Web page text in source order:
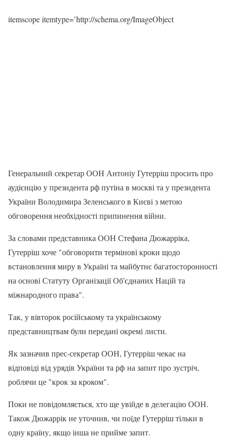
itemscope itemtype=’http://schema.org/ImageObject
Генеральний секретар ООН Антоніу Гутерріш просить про
аудієнцію у президента рф путіна в москві та у президента
України Володимира Зеленського в Києві з метою
обговорення необхідності припинення війни.
За словами представника ООН Стефана Дюжарріка,
Гутерріш хоче "обговорити термінові кроки щодо
встановлення миру в Україні та майбутнє багатосторонності
на основі Статуту Організації Об'єднаних Націй та
міжнародного права".
Так, у вівторок російському та українському
представництвам були передані окремі листи.
Як зазначив прес-секретар ООН, Гутерріш чекає на
відповіді від урядів України та рф на запит про зустріч,
роблячи це "крок за кроком".
Поки не повідомляється, хто ще увійде в делегацію ООН.
Також Дюжаррік не уточнив, чи поїде Гутерріш тільки в
одну країну, якщо інша не прийме запит.